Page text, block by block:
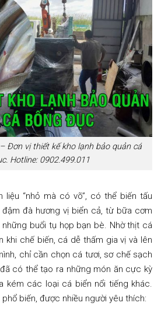
Đơn vị thiết kế kho lạnh bảo quản cá
Hotline: 0902.499.011
liệu “nhỏ mà có võ”, có thể biến tấu
đà hương vị biển cả, từ bữa cơm
buổi tụ họp bạn bè. Nhờ thịt cá
khi chế biến, cá dễ thấm gia vị và lên
chỉ cần chọn cá tươi, sơ chế sạch
có thể tạo ra những món ăn cực kỳ
kém các loại cá biển nổi tiếng khác.
biến, được nhiều người yêu thích: